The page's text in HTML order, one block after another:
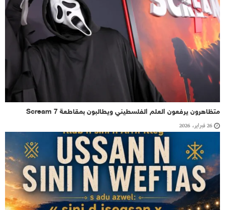
متظاهرون يرفعون العلم الفلسطيني ويطالبون بمقاطعة Scream 7
26 فبراير، 2026